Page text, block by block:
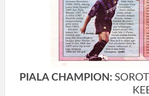
PIALA CHAMPION: